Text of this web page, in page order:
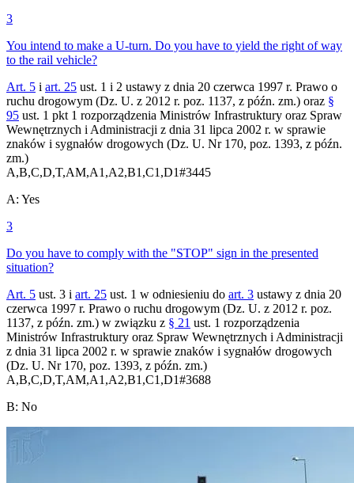
3
You intend to make a U-turn. Do you have to yield the right of way
to the rail vehicle?
Art. 5 i art. 25 ust. 1 i 2 ustawy z dnia 20 czerwca 1997 r. Prawo o
ruchu drogowym (Dz. U. z 2012 r. poz. 1137, z późn. zm.) oraz §
95 ust. 1 pkt 1 rozporządzenia Ministrów Infrastruktury oraz Spraw
Wewnętrznych i Administracji z dnia 31 lipca 2002 r. w sprawie
znaków i sygnałów drogowych (Dz. U. Nr 170, poz. 1393, z późn.
zm.)
A,B,C,D,T,AM,A1,A2,B1,C1,D1#3445
A: Yes
3
Do you have to comply with the "STOP" sign in the presented
situation?
Art. 5 ust. 3 i art. 25 ust. 1 w odniesieniu do art. 3 ustawy z dnia 20
czerwca 1997 r. Prawo o ruchu drogowym (Dz. U. z 2012 r. poz.
1137, z późn. zm.) w związku z § 21 ust. 1 rozporządzenia
Ministrów Infrastruktury oraz Spraw Wewnętrznych i Administracji
z dnia 31 lipca 2002 r. w sprawie znaków i sygnałów drogowych
(Dz. U. Nr 170, poz. 1393, z późn. zm.)
A,B,C,D,T,AM,A1,A2,B1,C1,D1#3688
B: No